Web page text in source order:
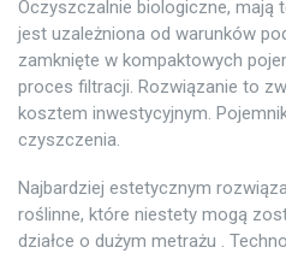
Oczyszczalnie biologiczne, mają
jest uzależniona od warunków
zamknięte w kompaktowych
proces filtracji. Rozwiązanie to
kosztem inwestycyjnym.
czyszczenia.
Najbardziej estetycznym
roślinne, które niestety mogą
działce o dużym metrażu .